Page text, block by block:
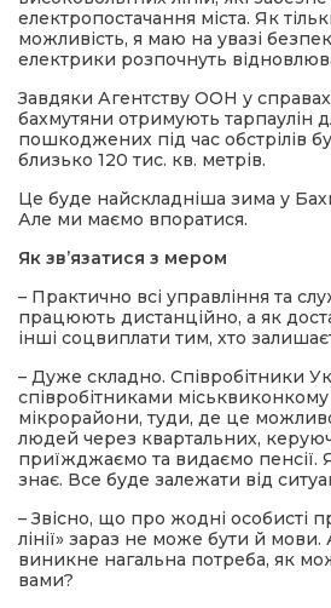
електропостачання міста. Як
можливість, я маю на увазі
електрики розпочнуть
Завдяки Агентству ООН у справах
бахмутяни отримують тарпаулін
пошкоджених під час обстрілів
близько 120 тис. кв. метрів.
Це буде найскладніша зима у
Але ми маємо впоратися.
Як зв’язатися з мером
– Практично всі управління та
працюють дистанційно, а як
інші соцвиплати тим, хто
– Дуже складно. Співробітники
співробітниками
мікрорайони, туди, де це
людей через квартальних,
приїжджаємо та видаємо пенсії.
знає. Все буде залежати від
– Звісно, що про жодні особисті
лінії» зараз не може бути й
виникне нагальна потреба, як
вами?